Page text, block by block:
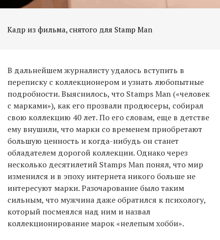
Кадр из фильма, снятого для Stamp Man
В дальнейшем журналисту удалось вступить в
переписку с коллекционером и узнать любопытные
подробности. Выяснилось, что Stamps Man («человек
с марками»), как его прозвали продюсеры, собирал
свою коллекцию 40 лет. По его словам, еще в детстве
ему внушили, что марки со временем приобретают
большую ценность и когда-нибудь он станет
обладателем дорогой коллекции. Однако через
несколько десятилетий Stamps Man понял, что мир
изменился и в эпоху интернета никого больше не
интересуют марки. Разочарование было таким
сильным, что мужчина даже обратился к психологу,
который посмеялся над ним и назвал
коллекционирование марок «нелепым хобби».